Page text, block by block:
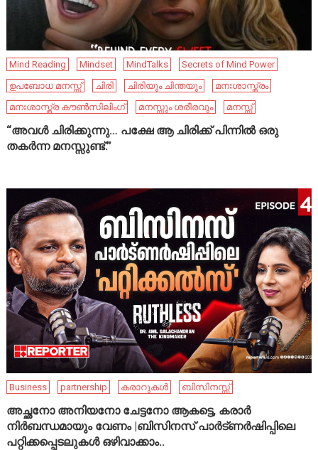
Mind Reading Mindset MindTalks
Secrets of Mind Power
ഉപബോധ മനസ്സ്
ചിരി ചിരിയും ചിന്തയും
മനഃശാസ്ത്രം
മനഃശാസ്ത്ര കൗൺസിലിംഗ്
മനസ്സും ശരീരവും മനസ്സ്
“അവൾ ചിരിക്കുന്നു… പക്ഷേ ആ ചിരിക്ക് പിന്നിൽ ഒരു
തകർന്ന മനസ്സുണ്ട്.”
Business partnership കരാറുകൾ ബിസിനസ്സ്
അച്ഛനോ അനിയനോ ചേട്ടനോ ആകട്ടെ, കരാർ
നിർബന്ധമായും വേണം |ബിസിനസ് പാർട്ണർഷിപ്പിലെ
പറ്റിക്കപ്പെടലുകൾ ഒഴിവാക്കാം..